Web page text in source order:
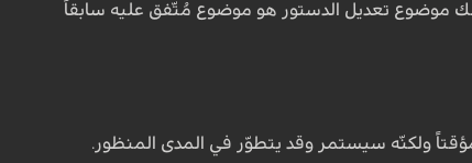
موضوع تعديل الدستور هو موضوع مُتّفق عليه سابقاً
مؤقتاً ولكنّه سيستمر وقد يتطوّر في المدى المنظور.